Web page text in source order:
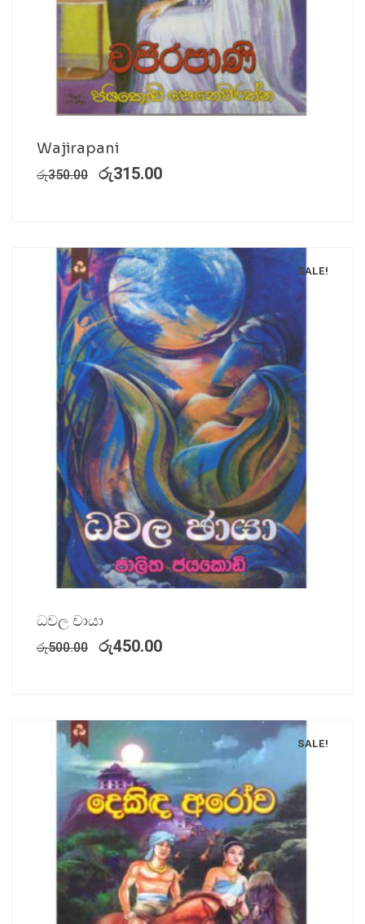
Wajirapani
රු350.00 රු315.00
SALE!
ධවල චායා
රු500.00 රු450.00
SALE!